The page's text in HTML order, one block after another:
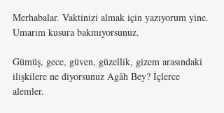
Merhabalar. Vaktinizi almak için yazıyorum yine.
Umarım kusura bakmıyorsunuz.
Gümüş, gece, güven, güzellik, gizem arasındaki
ilişkilere ne diyorsunuz Agâh Bey? İçlerce
alemler.